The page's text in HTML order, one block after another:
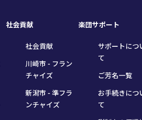
社会貢献
社会貢献
川崎市 - フラン
チャイズ
新潟市 - 準フラ
ンチャイズ
楽団サポート
サポートにつ
て
ご芳名一覧
お手続きにつ
て